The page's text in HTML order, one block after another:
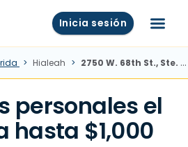
Inicia sesión Menú
Hialeah 2750 W. 68th St., Ste. #110, Hialeah, FL
personales el
hasta $1,000